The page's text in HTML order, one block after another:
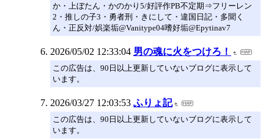
か・上ぼたん・かのかり5/好評作PB不定期⇒フリーレン
2・推しの子3・勇者刑・きにして・違国日記・多聞く
ん・正反対/娯楽垢@Vanitype04嗜好垢@Epytinav7
2026/05/02 12:33:04 男の魂に火をつけろ！
この広告は、90日以上更新していないブログに表示して
います。
2026/03/27 12:03:53 ふりょ記
この広告は、90日以上更新していないブログに表示して
います。